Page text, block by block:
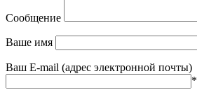
Сообщение
Ваше имя
Ваш E-mail (адрес электронной почты)
*